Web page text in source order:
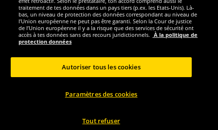
Réseaux sociaux
Tous droits réservés
valable pour les clients avec une adhésion de DealClub active.
traitement de tes données dans un pays tiers (p.ex. les Etats-Unis). Là-
bas, un niveau de protection des données correspondant au niveau de
l’Union européenne ne peut pas être garanti. Selon la Cour de justice
de l’Union européenne il y a la risque que des services de sécurité ont
accès à tes données sans des recours juridictionnels. À la politique de
protection données
Paramètres des cookies
Tout refuser
Autoriser tous les cookies